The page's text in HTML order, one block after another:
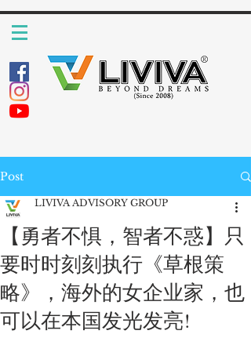
Post
【勇者不惧，智者不惑】只
要时时刻刻执行《草根策
略》，海外的女企业家，也
可以在本国发光发亮!
LIVIVA ADVISORY GROUP